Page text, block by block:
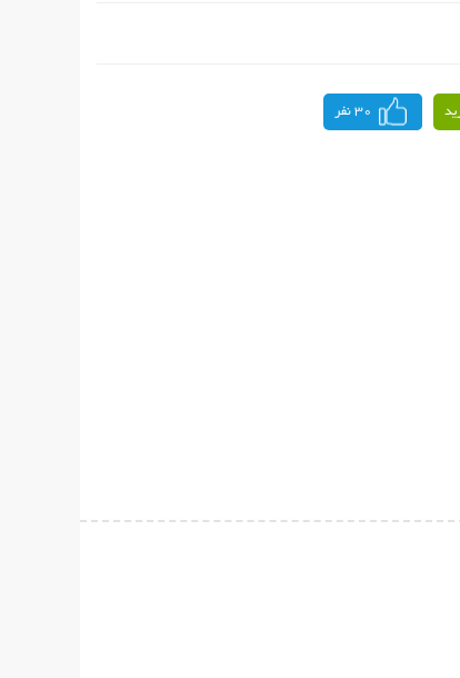
30 نفر